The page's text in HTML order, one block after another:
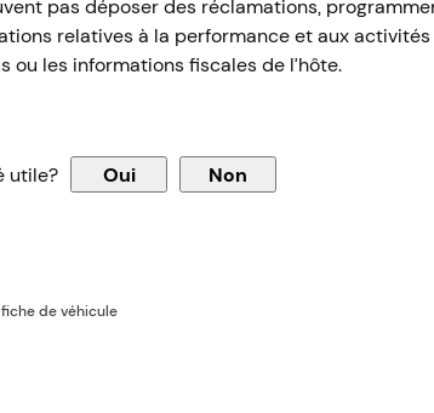
pas déposer des réclamations,
relatives à la performance et aux
ou les informations fiscales de l’hôte.
utile? Oui Non
de véhicule